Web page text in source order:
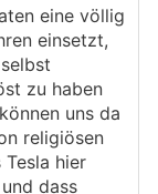
eine völlig
einsetzt,
zu haben
uns da
religiösen
hier
dass